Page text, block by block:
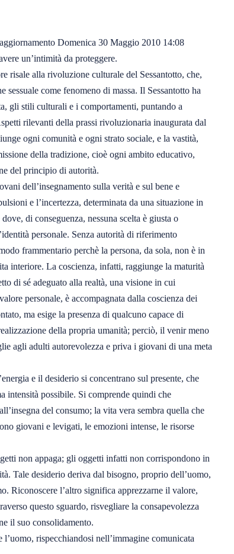
Domenica 30 Maggio 2010 14:08
un’intimità da proteggere.
risale alla rivoluzione culturale del Sessantotto, che,
sessuale come fenomeno di massa. Il Sessantotto ha
gli stili culturali e i comportamenti, puntando a
rilevanti della prassi rivoluzionaria inaugurata dal
ogni comunità e ogni strato sociale, e la vastità,
della tradizione, cioè ogni ambito educativo,
del principio di autorità.
dell’insegnamento sulla verità e sul bene e
e l’incertezza, determinata da una situazione in
di conseguenza, nessuna scelta è giusta o
personale. Senza autorità di riferimento
frammentario perchè la persona, da sola, non è in
interiore. La coscienza, infatti, raggiunge la maturità
di sé adeguato alla realtà, una visione in cui
personale, è accompagnata dalla coscienza dei
ma esige la presenza di qualcuno capace di
della propria umanità; perciò, il venir meno
agli adulti autorevolezza e priva i giovani di una meta
e il desiderio si concentrano sul presente, che
intensità possibile. Si comprende quindi che
del consumo; la vita vera sembra quella che
giovani e levigati, le emozioni intense, le risorse
non appaga; gli oggetti infatti non corrispondono in
Tale desiderio deriva dal bisogno, proprio dell’uomo,
Riconoscere l’altro significa apprezzarne il valore,
questo sguardo, risvegliare la consapevolezza
il suo consolidamento.
rispecchiandosi nell’immagine comunicata